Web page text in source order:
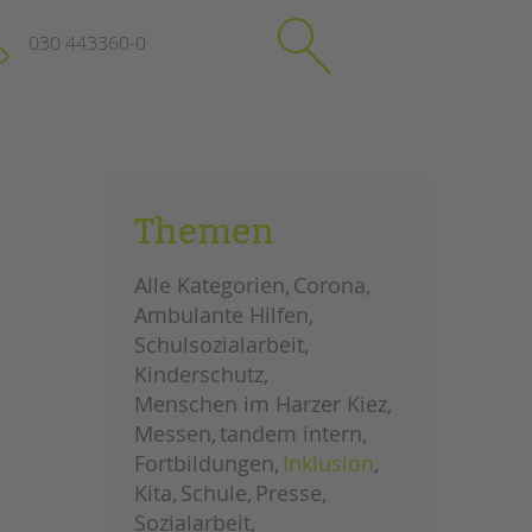
Impressum
Datenschutz
Hinweisgebersystem
Intranet
schließen
030 443360-0
SuchenThemen
Alle Kategorien Corona
Ambulante Hilfen
Schulsozialarbeit
Kinderschutz
Menschen im Harzer Kiez
Messen tandem intern
Fortbildungen Inklusion
Kita Schule Presse
Sozialarbeit